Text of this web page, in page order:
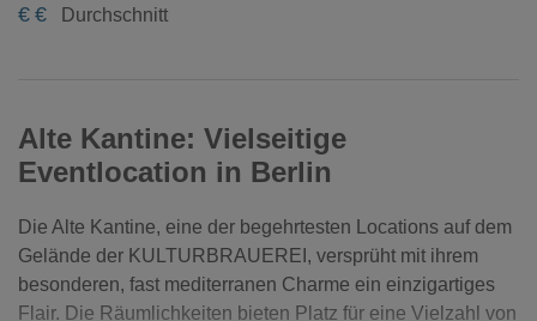
€ € Durchschnitt
Alte Kantine: Vielseitige
Eventlocation in Berlin
Die Alte Kantine, eine der begehrtesten Locations auf dem
Gelände der KULTURBRAUEREI, versprüht mit ihrem
besonderen, fast mediterranen Charme ein einzigartiges
Flair. Die Räumlichkeiten bieten Platz für eine Vielzahl von